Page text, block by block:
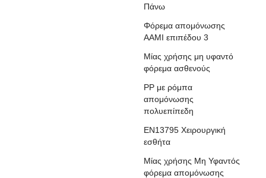
Πάνω
Φόρεμα απομόνωσης
AAMI επιπέδου 3
Μίας χρήσης μη υφαντό
φόρεμα ασθενούς
ΡΡ με ρόμπα
απομόνωσης
πολυεπίπεδη
EN13795 Χειρουργική
εσθήτα
Μίας χρήσης Μη Υφαντός
φόρεμα απομόνωσης